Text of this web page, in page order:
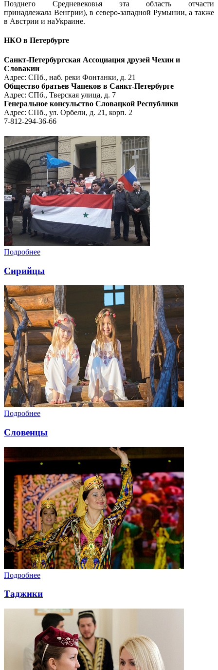
Позднего Средневековья эта область отчасти
принадлежала Венгрии), в северо-западной Румынии, а также
в Австрии и наУкраине.
НКО в Петербурге
Санкт-Петербургская Ассоциация друзей Чехии и
Словакии
Адрес: СПб., наб. реки Фонтанки, д. 21
Общество братьев Чапеков в Санкт-Петербурге
Адрес: СПб., Тверская улица, д. 7
Генеральное консульство Словацкой Республики
Адрес: СПб., ул. Орбели, д. 21, корп. 2
7-812-294-36-66
Подробнее
Сирийцы
Подробнее
Словенцы
Подробнее
Таджики